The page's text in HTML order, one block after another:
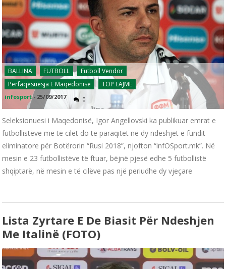
BALLINA FUTBOLL
Futboll Vendor
Përfaqësuesja E Maqedonisë
TOP LAJME
infosport - 25/09/2017 0
Seleksionuesi i Maqedonisë, Igor Angellovski ka publikuar emrat e
futbollistëve me të cilët do të paraqitet në dy ndeshjet e fundit
eliminatore për Botërorin “Rusi 2018”, njofton “infOSport.mk”. Në
mesin e 23 futbollistëve të ftuar, bëjnë pjesë edhe 5 futbollistë
shqiptarë, në mesin e të cilëve pas një periudhe dy vjeçare
Lista Zyrtare E De Biasit Për Ndeshjen
Me Italinë (FOTO)